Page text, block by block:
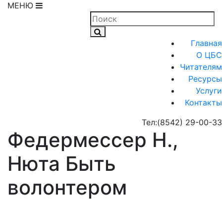
МЕНЮ
Главная
О ЦБС
Читателям
Ресурсы
Услуги
Контакты
Тел:(8542) 29-00-33
Федермессер Н.,
Нюта Быть
волонтером